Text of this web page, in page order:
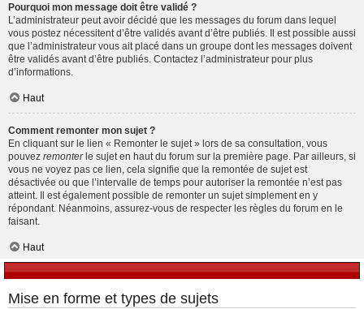
Pourquoi mon message doit être validé ?
L’administrateur peut avoir décidé que les messages du forum dans lequel
vous postez nécessitent d’être validés avant d’être publiés. Il est possible aussi
que l’administrateur vous ait placé dans un groupe dont les messages doivent
être validés avant d’être publiés. Contactez l’administrateur pour plus
d’informations.
Haut
Comment remonter mon sujet ?
En cliquant sur le lien « Remonter le sujet » lors de sa consultation, vous
pouvez remonterle sujet en haut du forum sur la première page. Par ailleurs, si
vous ne voyez pas ce lien, cela signifie que la remontée de sujet est
désactivée ou que l’intervalle de temps pour autoriser la remontée n’est pas
atteint. Il est également possible de remonter un sujet simplement en y
répondant. Néanmoins, assurez-vous de respecter les règles du forum en le
faisant.
Haut
Mise en forme et types de sujets